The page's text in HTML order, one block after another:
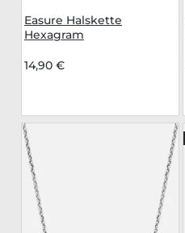
Easure Halskette
Hexagram
14,90 €